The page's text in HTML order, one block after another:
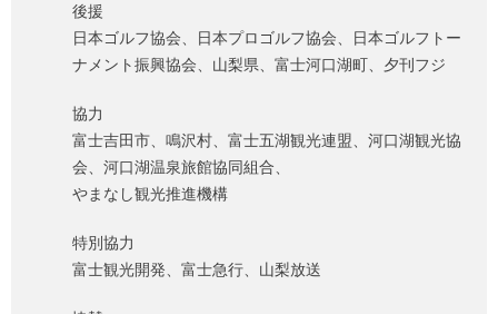
後援
日本ゴルフ協会、日本プロゴルフ協会、日本ゴルフトー
ナメント振興協会、山梨県、富士河口湖町、夕刊フジ
協力
富士吉田市、鳴沢村、富士五湖観光連盟、河口湖観光協
会、河口湖温泉旅館協同組合、
やまなし観光推進機構
特別協力
富士観光開発、富士急行、山梨放送